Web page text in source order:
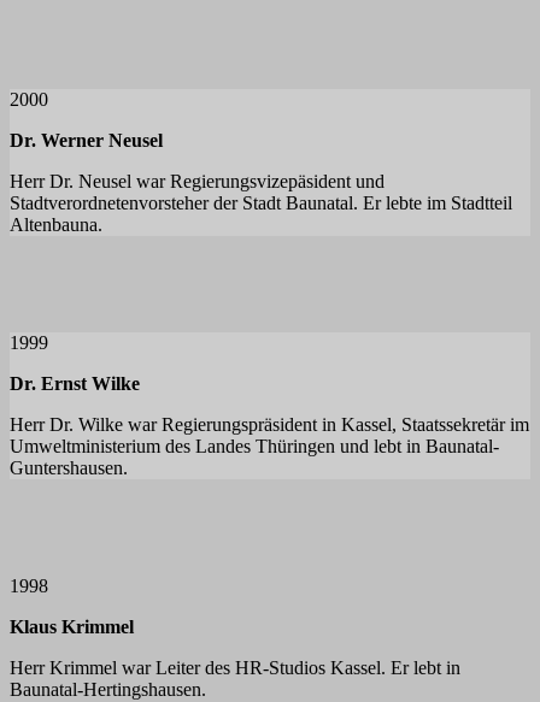
2000
Dr. Werner Neusel
Herr Dr. Neusel war Regierungsvizepäsident und
Stadtverordnetenvorsteher der Stadt Baunatal. Er lebte im Stadtteil
Altenbauna.
1999
Dr. Ernst Wilke
Herr Dr. Wilke war Regierungspräsident in Kassel, Staatssekretär im
Umweltministerium des Landes Thüringen und lebt in Baunatal-
Guntershausen.
1998
Klaus Krimmel
Herr Krimmel war Leiter des HR-Studios Kassel. Er lebt in
Baunatal-Hertingshausen.